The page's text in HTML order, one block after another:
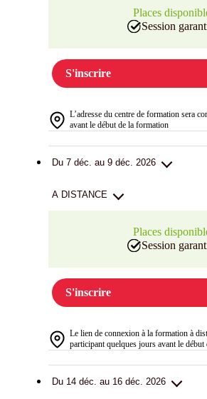
Places
Session
S'inscrire
L’adresse du centre de formation sera
avant le début de la formation
Du 7 déc. au 9 déc. 2026
A DISTANCE
Places
Session
S'inscrire
Le lien de connexion à la formation à
participant quelques jours avant le début
Du 14 déc. au 16 déc. 2026